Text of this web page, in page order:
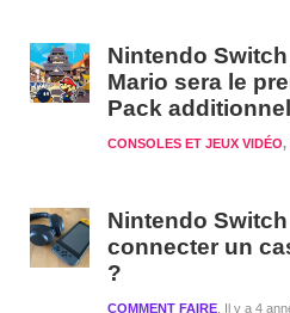
Nintendo
Mario sera le
Pack additionnel
CONSOLES ET JEUX VIDÉO,
Nintendo
connecter un
?
Il y a 4
COMMENT FAIRE